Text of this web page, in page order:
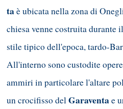
taè ubicata nella zona di
chiesa venne costruita durante
stile tipico dell'epoca, tardo-
All'interno sono custodite
ammiri in particolare l'altare
un crocifisso del Garaventae